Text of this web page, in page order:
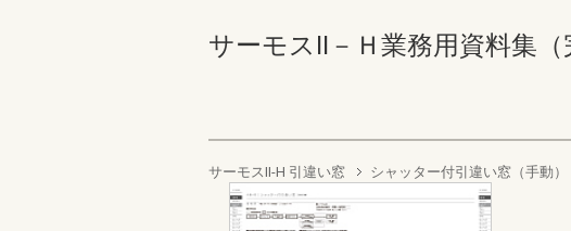
サーモスⅡ－Ｈ業務用資料集
サーモスII-H 引違い窓 シャッター付引違い窓（手動）